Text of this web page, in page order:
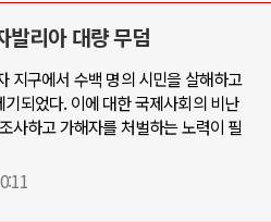
발리아 대량 무덤
지구에서 수백 명의 시민을 살해하고
되었다. 이에 대한 국제사회의 비난
사하고 가해자를 처벌하는 노력이 필